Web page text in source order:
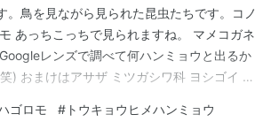
鳥を見ながら見られた昆虫たちです。コノ
あっちこっちで見られますね。 マメコガネ
レンズで調べて何ハンミョウと出るか
) おまけはアサザ ミツガシワ科 ヨシゴイ ラ
ゴロモ # トウキョウヒメハンミョウ